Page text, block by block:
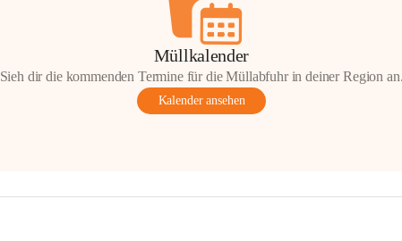
Müllkalender
Sieh dir die kommenden Termine für die Müllabfuhr in deiner Region
Kalender ansehen